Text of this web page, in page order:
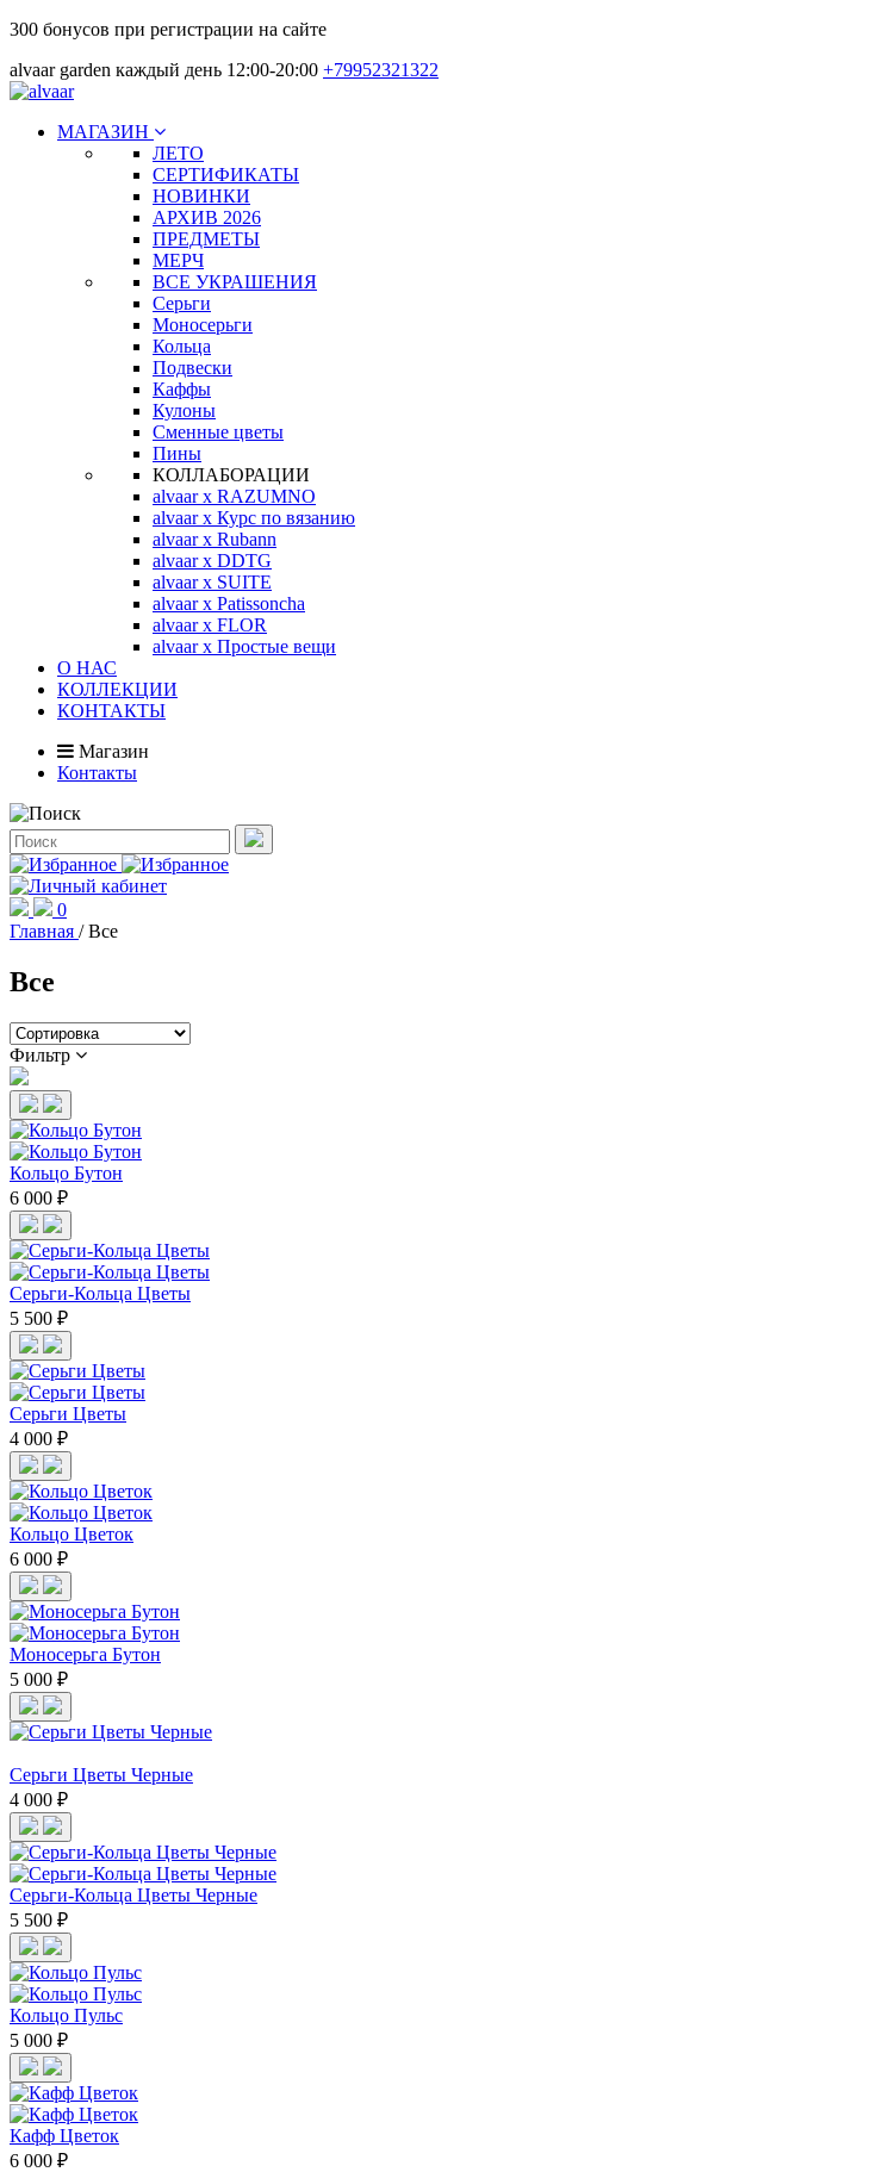
300 бонусов при регистрации на сайте
alvaar garden каждый день 12:00-20:00 +79952321322
МАГАЗИН
ЛЕТО
СЕРТИФИКАТЫ
НОВИНКИ
АРХИВ 2026
ПРЕДМЕТЫ
МЕРЧ
ВСЕ УКРАШЕНИЯ
Серьги
Моносерьги
Кольца
Подвески
Каффы
Кулоны
Сменные цветы
Пины
КОЛЛАБОРАЦИИ
alvaar x RAZUMNO
alvaar x Курс по вязанию
alvaar x Rubann
alvaar x DDTG
alvaar x SUITE
alvaar x Patissoncha
alvaar x FLOR
alvaar x Простые вещи
О НАС
КОЛЛЕКЦИИ
КОНТАКТЫ
Магазин
Контакты
0
Главная /Все
Все
Фильтр
Кольцо Бутон
6 000 ₽
Cерьги-Кольца Цветы
5 500 ₽
Cерьги Цветы
4 000 ₽
Кольцо Цветок
6 000 ₽
Моносерьга Бутон
5 000 ₽
Cерьги Цветы Черные
4 000 ₽
Cерьги-Кольца Цветы Черные
5 500 ₽
Кольцо Пульс
5 000 ₽
Кафф Цветок
6 000 ₽